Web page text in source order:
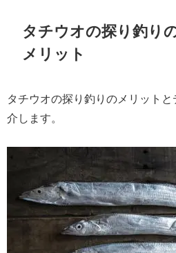
タチウオの探り釣り
メリット
タチウオの探り釣りのメリット
介します。